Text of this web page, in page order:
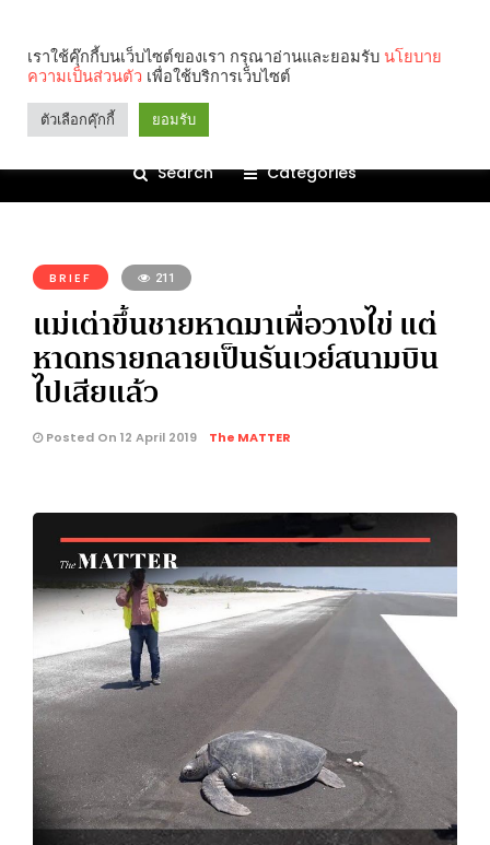
Search Categories
BRIEF 211
แม่เต่าขึ้นชายหาดมาเพื่อวางไข่ แต่
หาดทรายกลายเป็นรันเวย์สนามบิน
ไปเสียแล้ว
Posted On 12 April 2019 The MATTER
เราใช้คุ๊กกี้บนเว็บไซต์ของเรา กรุณาอ่านและยอมรับ นโยบาย
ความเป็นส่วนตัว เพื่อใช้บริการเว็บไซต์
ตัวเลือกคุ๊กกี้ ยอมรับ